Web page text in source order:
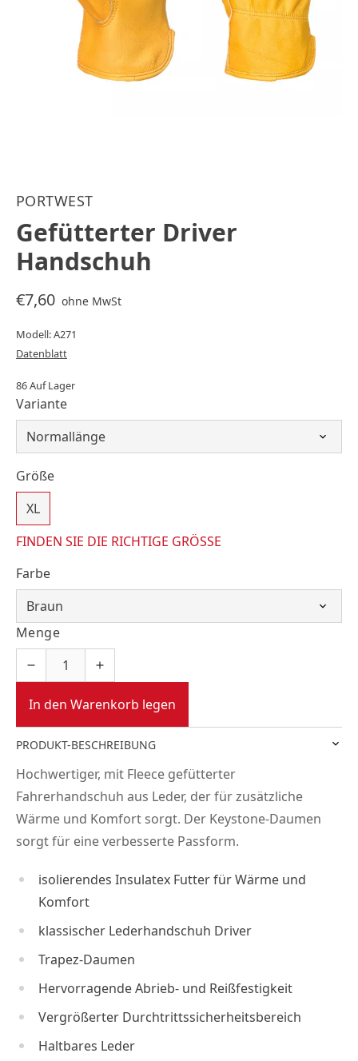
PORTWEST
Gefütterter Driver
Handschuh
€7,60 ohne MwSt
Modell: A271
Datenblatt
86 Auf Lager
Variante
Größe
XL
FINDEN SIE DIE RICHTIGE GRÖSSE
Farbe
Menge
In den Warenkorb legen
PRODUKT-BESCHREIBUNG
Hochwertiger, mit Fleece gefütterter
Fahrerhandschuh aus Leder, der für zusätzliche
Wärme und Komfort sorgt. Der Keystone-Daumen
sorgt für eine verbesserte Passform.
isolierendes Insulatex Futter für Wärme und
Komfort
klassischer Lederhandschuh Driver
Trapez-Daumen
Hervorragende Abrieb- und Reißfestigkeit
Vergrößerter Durchtrittssicherheitsbereich
Haltbares Leder